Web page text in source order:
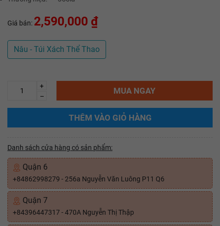
Giá bán: 2,590,000 ₫
Nâu - Túi Xách Thể Thao
+
–
MUA NGAY
THÊM VÀO GIỎ HÀNG
Danh sách cửa hàng có sản phẩm:
Quận 6
+84862998279 - 256a Nguyễn Văn Luông P11 Q6
Quận 7
+84396447317 - 470A Nguyễn Thị Thập